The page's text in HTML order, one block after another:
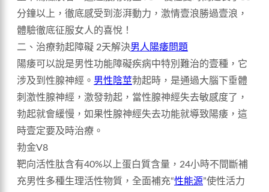
分鐘以上，徹底感受到澎湃動力，激情壹浪勝過壹浪，
體驗徹底征服女人的喜悅！
二、治療勃起障礙 2天解決男人陽痿問題
陽痿可以說是男性功能障礙疾病中特別難治的壹種，它
涉及到性腺神經。 男性陰莖勃起時，是通過大腦下垂體
刺激性腺神經，激發勃起，當性腺神經失去敏感度了，
勃起就會緩慢，如果性腺神經失去功能就導致陽痿，這
時壹定要及時治療。
勃金V8
靶向活性肽含有40%以上蛋白質含量，24小時不間斷補
充男性多種生理活性物質，全面補充“性能源”使性活力